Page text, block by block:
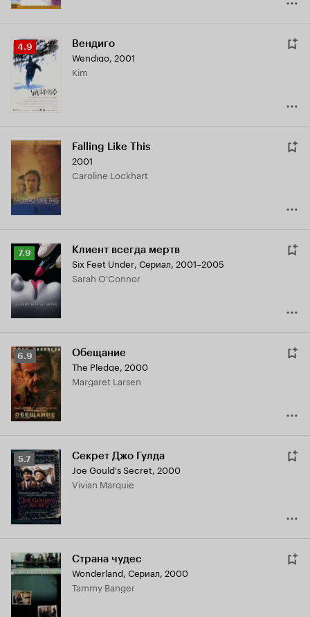
Рейтинг
Кинопоиска
4.9
4.9 Вендиго
Wendigo, 2001
Kim
Falling Like This
2001
Caroline Lockhart
Рейтинг
Кинопоиска
7.9
7.9 Клиент всегда мертв
Six Feet Under, Сериал, 2001–2005
Sarah O'Connor
Рейтинг
Кинопоиска
6.9
6.9 Обещание
The Pledge, 2000
Margaret Larsen
Рейтинг
Кинопоиска
5.7
5.7 Секрет Джо Гулда
Joe Gould's Secret, 2000
Vivian Marquie
Страна чудес
Wonderland, Сериал, 2000
Tammy Banger